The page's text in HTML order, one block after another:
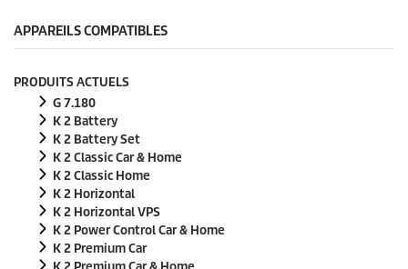
APPAREILS COMPATIBLES
PRODUITS ACTUELS
G 7.180
K 2 Battery
K 2 Battery Set
K 2 Classic Car & Home
K 2 Classic Home
K 2 Horizontal
K 2 Horizontal VPS
K 2 Power Control Car & Home
K 2 Premium Car